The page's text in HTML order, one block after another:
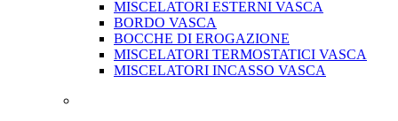
MISCELATORI ESTERNI VASCA
BORDO VASCA
BOCCHE DI EROGAZIONE
MISCELATORI TERMOSTATICI VASCA
MISCELATORI INCASSO VASCA